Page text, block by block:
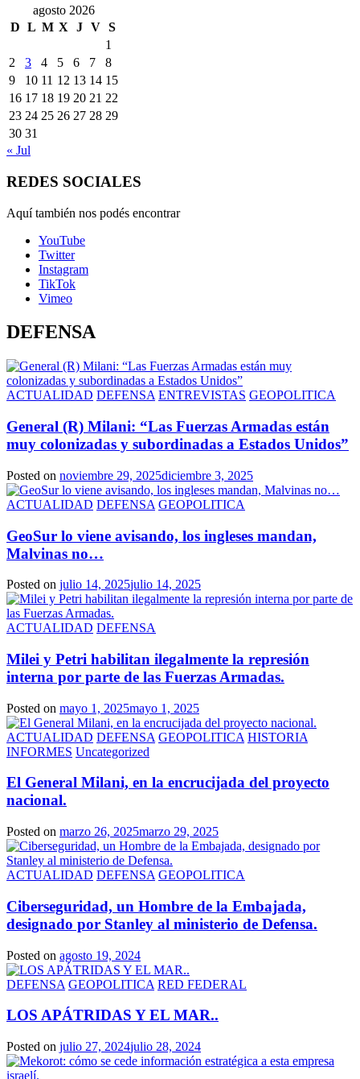
agosto 2026
D L M X J V S
1
2
3 4 5 6 7
8
9
10 11 12 13 14 15
16 17 18 19 20 21 22
23 24 25 26 27 28 29
30 31
« Jul
REDES SOCIALES
Aquí también nos podés encontrar
YouTube
Twitter
Instagram
TikTok
Vimeo
DEFENSA
ACTUALIDAD DEFENSA ENTREVISTAS GEOPOLITICA
General (R) Milani: “Las Fuerzas Armadas están
muy colonizadas y subordinadas a Estados Unidos”
Posted on noviembre 29, 2025diciembre 3, 2025
ACTUALIDAD DEFENSA GEOPOLITICA
GeoSur lo viene avisando, los ingleses mandan,
Malvinas no…
Posted on julio 14, 2025julio 14, 2025
ACTUALIDAD DEFENSA
Milei y Petri habilitan ilegalmente la represión
interna por parte de las Fuerzas Armadas.
Posted on mayo 1, 2025mayo 1, 2025
ACTUALIDAD DEFENSA GEOPOLITICA HISTORIA
INFORMES Uncategorized
El General Milani, en la encrucijada del proyecto
nacional.
Posted on marzo 26, 2025marzo 29, 2025
ACTUALIDAD DEFENSA GEOPOLITICA
Ciberseguridad, un Hombre de la Embajada,
designado por Stanley al ministerio de Defensa.
Posted on agosto 19, 2024
DEFENSA GEOPOLITICA RED FEDERAL
LOS APÁTRIDAS Y EL MAR..
Posted on julio 27, 2024julio 28, 2024